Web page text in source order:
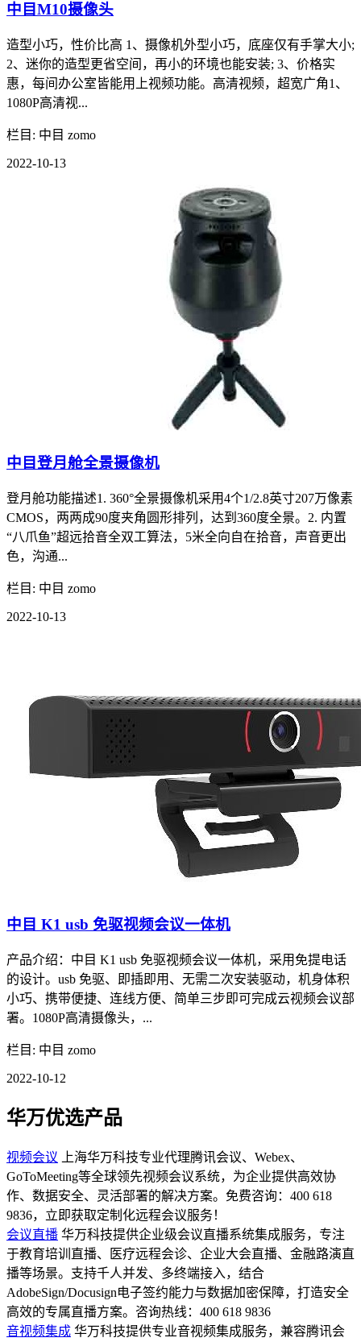
中目M10摄像头
造型小巧，性价比高 1、摄像机外型小巧，底座仅有手掌大小;
2、迷你的造型更省空间，再小的环境也能安装; 3、价格实
惠，每间办公室皆能用上视频功能。高清视频，超宽广角1、
1080P高清视...
栏目: 中目 zomo
2022-10-13
中目登月舱全景摄像机
登月舱功能描述1. 360°全景摄像机采用4个1/2.8英寸207万像素
CMOS，两两成90度夹角圆形排列，达到360度全景。2. 内置
“八爪鱼”超远拾音全双工算法，5米全向自在拾音，声音更出
色，沟通...
栏目: 中目 zomo
2022-10-13
中目 K1 usb 免驱视频会议一体机
产品介绍：中目 K1 usb 免驱视频会议一体机，采用免提电话
的设计。usb 免驱、即插即用、无需二次安装驱动，机身体积
小巧、携带便捷、连线方便、简单三步即可完成云视频会议部
署。1080P高清摄像头，...
栏目: 中目 zomo
2022-10-12
华万优选产品
视频会议
上海华万科技专业代理腾讯会议、Webex、
GoToMeeting等全球领先视频会议系统，为企业提供高效协
作、数据安全、灵活部署的解决方案。免费咨询：400 618
9836，立即获取定制化远程会议服务！
会议直播 华万科技提供企业级会议直播系统集成服务，专注
于教育培训直播、医疗远程会诊、企业大会直播、金融路演直
播等场景。支持千人并发、多终端接入，结合
AdobeSign/Docusign电子签约能力与数据加密保障，打造安全
高效的专属直播方案。咨询热线：400 618 9836
音视频集成 华万科技提供专业音视频集成服务，兼容腾讯会